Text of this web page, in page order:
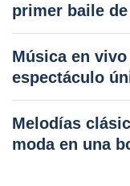
primer baile
Música en
espectáculo
Melodías
moda en una